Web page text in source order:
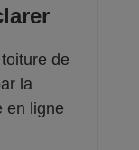
de
la
en ligne